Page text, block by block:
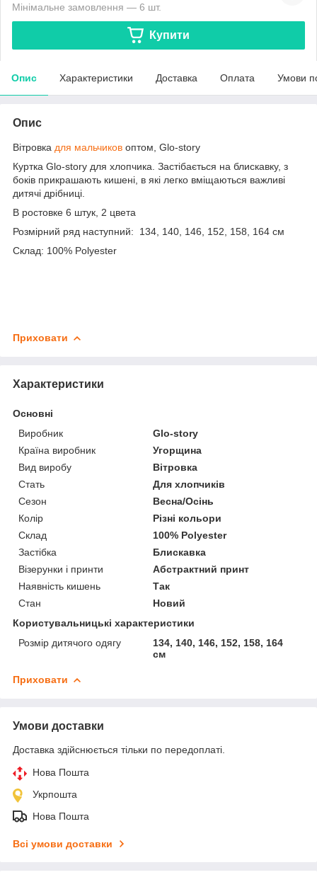
Мінімальне замовлення — 6 шт.
Купити
Опис Характеристики Доставка Оплата Умови
Опис
Вітровка для мальчиков оптом, Glo-story
Куртка Glo-story для хлопчика. Застібається на блискавку, з
боків прикрашають кишені, в які легко вміщаються важливі
дитячі дрібниці.
В ростовке 6 штук, 2 цвета
Розмірний ряд наступний: 134, 140, 146, 152, 158, 164 см
Склад: 100% Polyester
Приховати
Характеристики
Основні
Виробник
Glo-story
Країна виробник
Угорщина
Вид виробу
Вітровка
Стать
Для хлопчиків
Сезон
Весна/Осінь
Колір
Різні кольори
Склад
100% Polyester
Застібка
Блискавка
Візерунки і принти
Абстрактний принт
Наявність кишень
Так
Стан
Новий
Користувальницькі характеристики
Розмір дитячого одягу
134, 140, 146, 152, 158, 164
см
Приховати
Умови доставки
Доставка здійснюється тільки по передоплаті.
Нова Пошта
Укрпошта
Нова Пошта
Всі умови доставки